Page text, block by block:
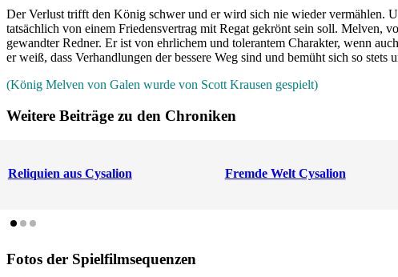
Der Verlust trifft den König schwer und er wird sich nie wieder vermählen.
tatsächlich von einem Friedensvertrag mit Regat gekrönt sein soll. Melven,
gewandter Redner. Er ist von ehrlichem und tolerantem Charakter, wenn
er weiß, dass Verhandlungen der bessere Weg sind und bemüht sich so stets
(König Melven von Galen wurde von Scott Krausen gespielt)
Weitere Beiträge zu den Chroniken
Reliquien aus Cysalion Fremde Welt Cysalion
Fotos der Spielfilmsequenzen